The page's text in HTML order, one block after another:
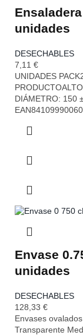
unidades
DESECHABLES
7,11 €
UNIDADES
DIÁMETRO: 150
Envase
unidades
DESECHABLES
128,33 €
Envases
Transparente